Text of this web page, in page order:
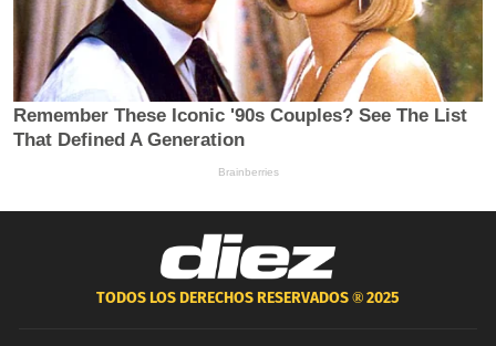
TODOS LOS DERECHOS RESERVADOS ®2025